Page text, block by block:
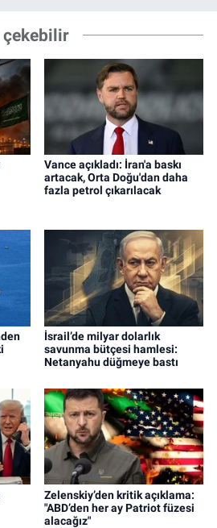
Vance açıkladı: İran'a baskı
artacak, Orta Doğu'dan daha
fazla petrol çıkarılacak
İsrail’de milyar dolarlık
savunma bütçesi hamlesi:
Netanyahu düğmeye bastı
Zelenskiy’den kritik açıklama:
"ABD’den her ay Patriot füzesi
alacağız"